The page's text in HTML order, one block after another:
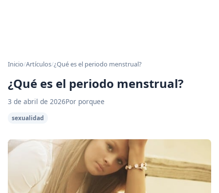
Inicio/Artículos/¿Qué es el periodo menstrual?
¿Qué es el periodo menstrual?
3 de abril de 2026Por porquee
sexualidad